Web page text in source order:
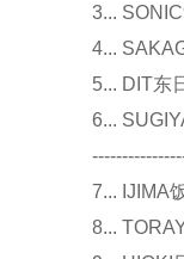
3...
4...
5... DIT东
6...
7... IJIMA
8...